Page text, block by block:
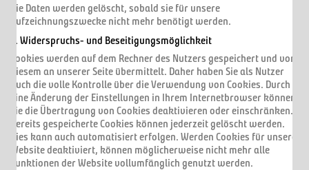
Die Daten werden gelöscht, sobald sie für unsere
Aufzeichnungszwecke nicht mehr benötigt werden.
5. Widerspruchs- und Beseitigungsmöglichkeit
Cookies werden auf dem Rechner des Nutzers gespeichert und von
diesem an unserer Seite übermittelt. Daher haben Sie als Nutzer
auch die volle Kontrolle über die Verwendung von Cookies. Durch
eine Änderung der Einstellungen in Ihrem Internetbrowser können
Sie die Übertragung von Cookies deaktivieren oder einschränken.
Bereits gespeicherte Cookies können jederzeit gelöscht werden.
Dies kann auch automatisiert erfolgen. Werden Cookies für unsere
Website deaktiviert, können möglicherweise nicht mehr alle
Funktionen der Website vollumfänglich genutzt werden.